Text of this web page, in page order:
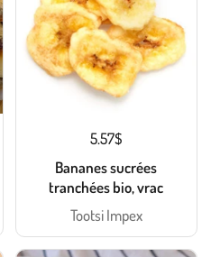
5.57$
Bananes sucrées
tranchées bio, vrac
Tootsi Impex